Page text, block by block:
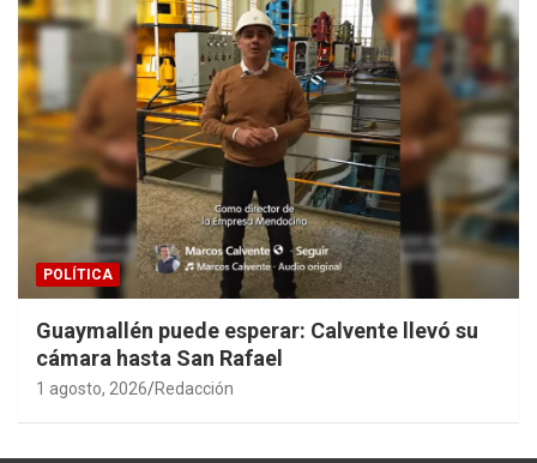
POLÍTICA
Guaymallén puede esperar: Calvente llevó su
cámara hasta San Rafael
1 agosto, 2026 Redacción